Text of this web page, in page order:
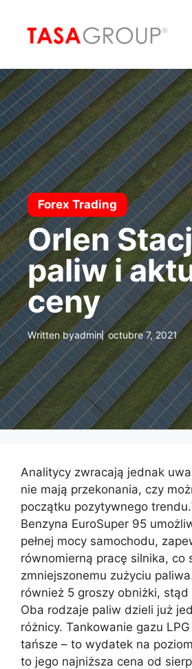
contenido
Forex Trading
Orlen
paliw i
ceny
Written byadmin octubre 7, 2021
Analitycy zwracają jednak
nie mają przekonania, czy
początku pozytywnego
Benzyna EuroSuper 95
pełnej mocy samochodu,
równomierną pracę silnika, co
zmniejszonemu zużyciu
również 5 groszy obniżki, stąd
Oba rodzaje paliw dzieli już
różnicy. Tankowanie gazu
tańsze – to wydatek na
to jego najniższa cena od